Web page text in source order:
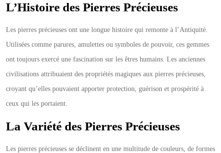
L’Histoire des Pierres Précieuses
Les pierres précieuses ont une longue histoire qui remonte à l’Antiquité.
Utilisées comme parures, amulettes ou symboles de pouvoir, ces gemmes
ont toujours exercé une fascination sur les êtres humains. Les anciennes
civilisations attribuaient des propriétés magiques aux pierres précieuses,
croyant qu’elles pouvaient apporter protection, guérison et prospérité à
ceux qui les portaient.
La Variété des Pierres Précieuses
Les pierres précieuses se déclinent en une multitude de couleurs, de formes